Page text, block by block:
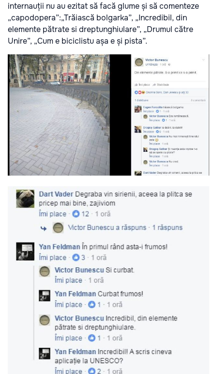
internauții nu au ezitat să facă glume și să comenteze
„capodopera”:„Trăiască bolgarka”, „Incredibil, din
elemente pătrate si dreptunghiulare”, „Drumul către
Unire”, „Cum e biciclistu așa e și pista”.